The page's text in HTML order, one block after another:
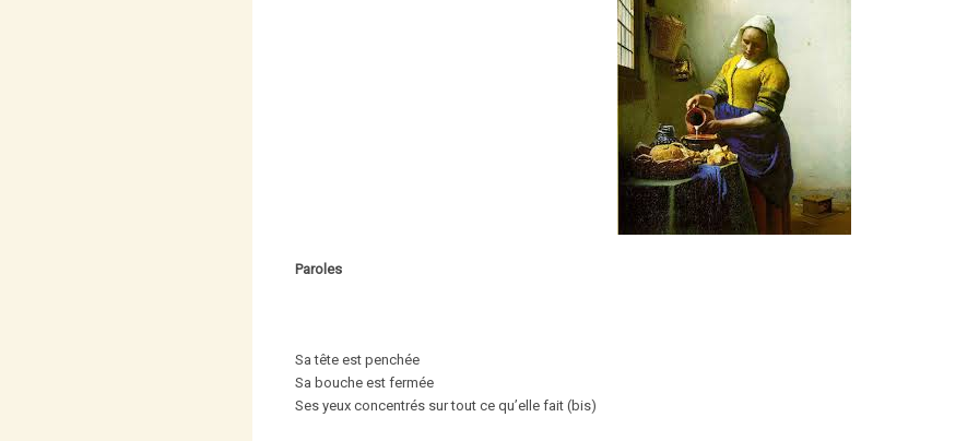
Paroles
Sa tête est penchée
Sa bouche est fermée
Ses yeux concentrés sur tout ce qu’elle fait (bis)